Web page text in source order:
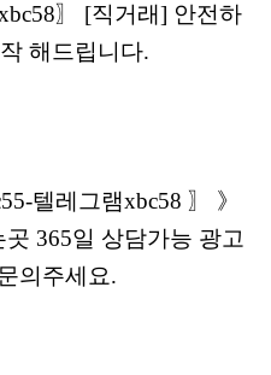
〗 [직거래] 안전하
해드립니다.
텔레그램xbc58 〗 》
365일 상담가능 광고
의주세요.